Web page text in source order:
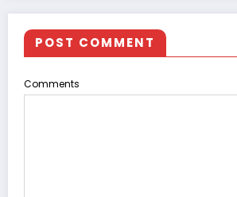
POST COMMENT
Comments